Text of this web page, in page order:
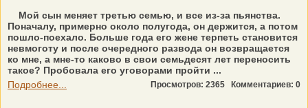
Мой сын меняет третью семью, и все из-за пьянства.
Поначалу, примерно около полугода, он держится, а потом
пошло-поехало. Больше года его жене терпеть становится
невмоготу и после очередного развода он возвращается
ко мне, а мне-то каково в свои семьдесят лет переносить
такое? Пробовала его уговорами пройти ...
Подробнее...
Просмотров: 2365 Комментариев: 0